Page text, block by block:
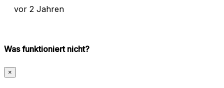
vor 2 Jahren
Was funktioniert nicht?
×